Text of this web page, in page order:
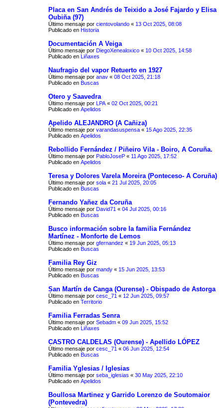
Placa en San Andrés de Teixido a José Fajardo y Elisa
Oubiña (97)
Último mensaje por cientovolando « 13 Oct 2025, 08:08
Publicado en Historia
Documentación A Veiga
Último mensaje por DiegoXenealoxico « 10 Oct 2025, 14:58
Publicado en
Liñaxes
Naufragio del vapor Retuerto en 1927
Último mensaje por anav « 08 Oct 2025, 21:18
Publicado en Buscas
Otero y Saavedra
Último mensaje por LPA « 02 Oct 2025, 00:21
Publicado en Apelidos
Apelido ALEJANDRO (A Cañiza)
Último mensaje por varandasuspensa « 15 Ago 2025, 22:35
Publicado en Apelidos
Rebollido Fernández / Piñeiro Vila - Boiro, A Coruña.
Último mensaje por PabloJoseP « 11 Ago 2025, 17:52
Publicado en Apelidos
Teresa y Dolores Varela Moreira (Ponteceso- A Coruña)
Último mensaje por sola « 21 Jul 2025, 20:05
Publicado en Buscas
Fernando Yañez da Coruña
Último mensaje por David71 « 04 Jul 2025, 00:16
Publicado en Buscas
Busco información sobre la familia Fernández
Martínez - Monforte de Lemos
Último mensaje por gfernandez « 19 Jun 2025, 05:13
Publicado en Buscas
Familia Rey Giz
Último mensaje por mandy « 15 Jun 2025, 13:53
Publicado en Buscas
San Martín de Canga (Ourense) - Obispado de Astorga
Último mensaje por cesc_71 « 12 Jun 2025, 09:57
Publicado en Territorio
Familia Ferradas Senra
Último mensaje por Sebadm « 09 Jun 2025, 15:52
Publicado en
Liñaxes
CASTRO CALDELAS (Ourense) - Apellido LÓPEZ
Último mensaje por cesc_71 « 06 Jun 2025, 12:54
Publicado en Buscas
Familia Yglesias / Iglesias
Último mensaje por seba_iglesias « 30 May 2025, 22:10
Publicado en Apelidos
Boullosa Martinez y Garrido Lorenzo de Soutomaior
(Pontevedra)